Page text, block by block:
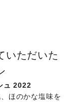
いただいた
ュ 2022
ほのかな塩味を